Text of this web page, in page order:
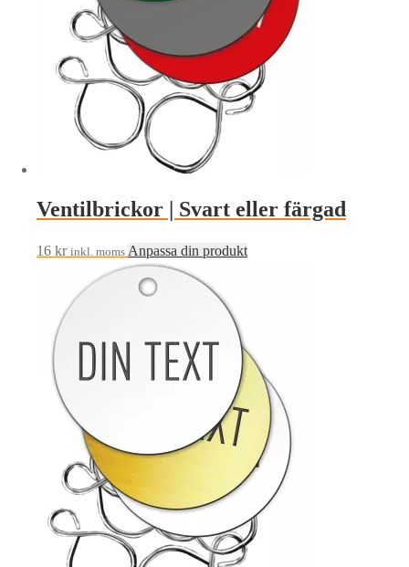
Ventilbrickor | Svart eller färgad
16 kr inkl. moms Anpassa din produkt